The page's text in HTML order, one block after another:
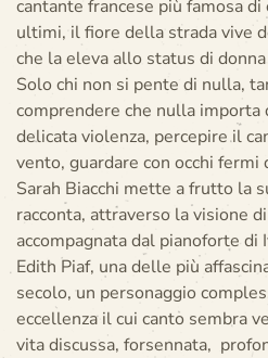
cantante francese più famosa
ultimi, il fiore della strada vive
che la eleva allo status di
Solo chi non si pente di nulla,
comprendere che nulla importa
delicata violenza, percepire il
vento, guardare con occhi fermi
Sarah Biacchi mette a frutto la
racconta, attraverso la visione
accompagnata dal pianoforte di
Edith Piaf, una delle più
secolo, un personaggio
eccellenza il cui canto sembra
vita discussa, forsennata,